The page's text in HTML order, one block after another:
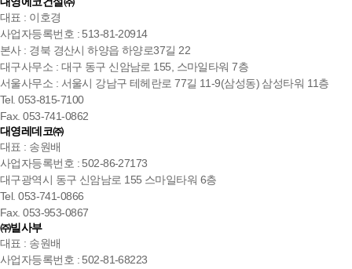
대표 : 이호경
사업자등록번호 : 513-81-20914
본사 : 경북 경산시 하양읍 하양로37길 22
대구사무소 : 대구 동구 신암남로 155, 스마일타워 7층
서울사무소 : 서울시 강남구 테헤란로 77길 11-9(삼성동) 삼성타워 11층
Tel. 053-815-7100
Fax. 053-741-0862
대영레데코㈜
대표 : 송원배
사업자등록번호 : 502-86-27173
대구광역시 동구 신암남로 155 스마일타워 6층
Tel. 053-741-0866
Fax. 053-953-0867
㈜빌사부
대표 : 송원배
사업자등록번호 : 502-81-68223